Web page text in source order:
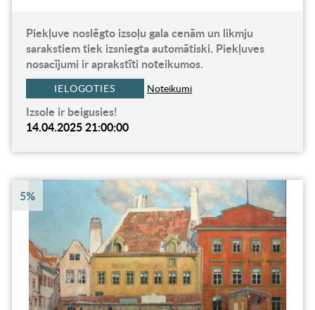
Piekļuve noslēgto izsoļu gala cenām un likmju
sarakstiem tiek izsniegta automātiski. Piekļuves
nosacījumi ir aprakstīti noteikumos.
IELOGOTIES Noteikumi
Izsole ir beigusies!
14.04.2025 21:00:00
5%